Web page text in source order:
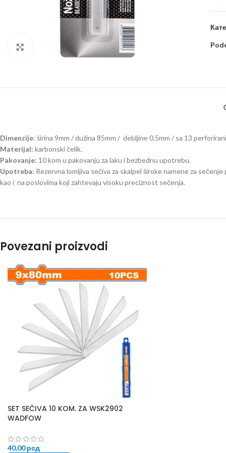
Dimenzije: širina 9mm / dužina 85mm / debljine 0.5mm / sa 13
Materijal: karbonski čelik.
Pakovanje: 10 kom u pakovanju za laku i bezbednu upotrebu.
Upotreba: Rezervna lomljiva sečiva za skalpel široke namene za
kao i na poslovima koji zahtevaju visoku preciznost sečenja.
Povezani proizvodi
SET SEČIVA 10 KOM. ZA WSK2902
WADFOW
40,00рсд